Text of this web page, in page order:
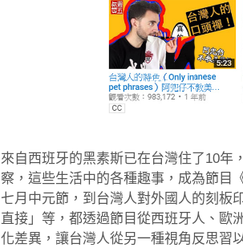
來自西班牙的黑素斯已在台灣住了10年
察，這些生活中的各種趣事，成為節目
七月中元節，到台灣人對外國人的刻板
直接」等，都透過節目從西班牙人、歐
化差異，讓台灣人從另一種視角反思習